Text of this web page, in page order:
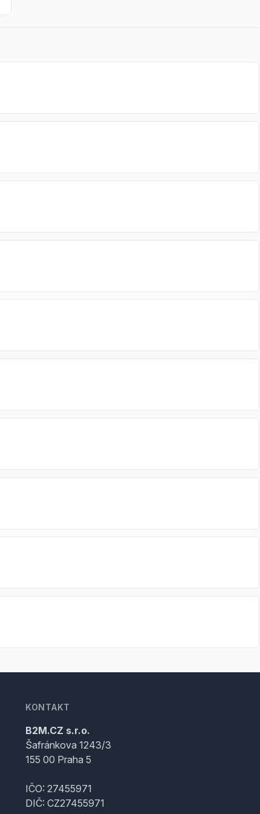
KONTAKT
B2M.CZ s.r.o.
Šafránkova 1243/3
155 00 Praha 5
IČO: 27455971
DIČ: CZ27455971